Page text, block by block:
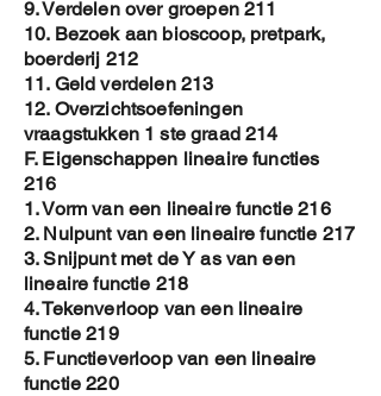
9. Verdelen over groepen 211
10. Bezoek aan bioscoop, pretpark,
boerderij 212
11. Geld verdelen 213
12. Overzichtsoefeningen
vraagstukken 1 ste graad 214
F. Eigenschappen lineaire functies
216
1. Vorm van een lineaire functie 216
2. Nulpunt van een lineaire functie 217
3. Snijpunt met de Y as van een
lineaire functie 218
4. Tekenverloop van een lineaire
functie 219
5. Functieverloop van een lineaire
functie 220